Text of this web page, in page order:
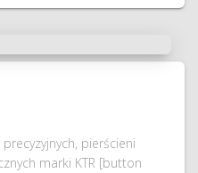
pierścieni
marki KTR [button